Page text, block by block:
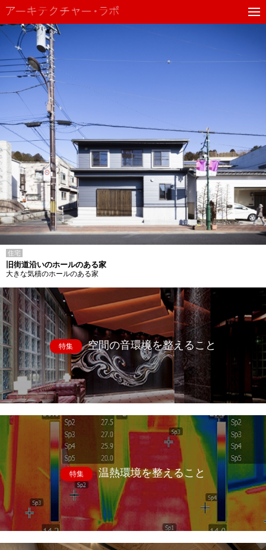
住宅
旧街道沿いのホールのある家
大きな気積のホールのある家
特集 空間の音環境を整えること
特集 温熱環境を整えること